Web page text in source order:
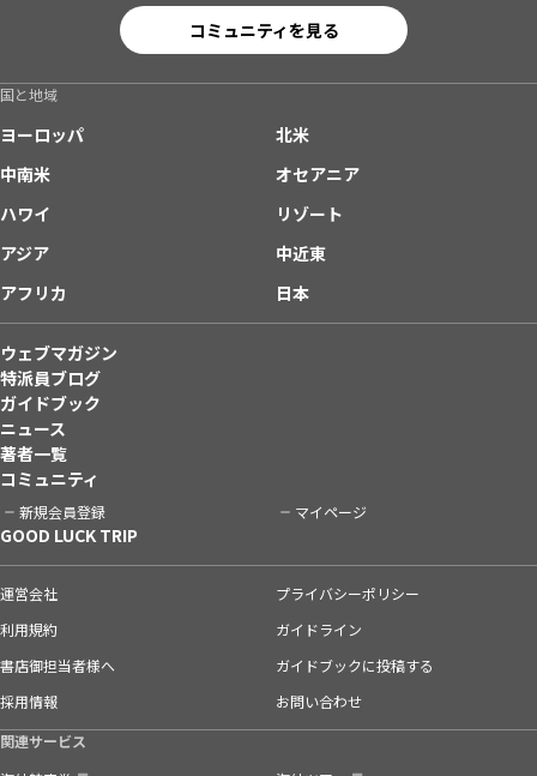
コミュニティを見る
国と地域
ヨーロッパ
北米
中南米
オセアニア
ハワイ
リゾート
アジア
中近東
アフリカ
日本
ウェブマガジン
特派員ブログ
ガイドブック
ニュース
著者一覧
コミュニティ
新規会員登録 マイページ
GOOD LUCK TRIP
運営会社
プライバシーポリシー
利用規約
ガイドライン
書店御担当者様へ
ガイドブックに投稿する
採用情報
お問い合わせ
関連サービス